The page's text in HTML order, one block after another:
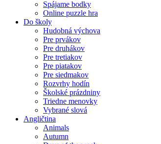
Spájame bodky
Online puzzle hra
Do školy
Hudobná výchova
Pre prvákov
Pre druhákov
Pre tretiakov
Pre piatakov
Pre siedmakov
Rozvrhy hodín
Školské prázdniny
Triedne menovky
Vybrané slová
Angličtina
Animals
Autumn